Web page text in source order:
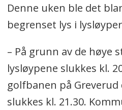
Denne uken ble det
begrenset lys i
– På grunn av de høye
lysløypene slukkes kl.
golfbanen på
slukkes kl. 21.30.